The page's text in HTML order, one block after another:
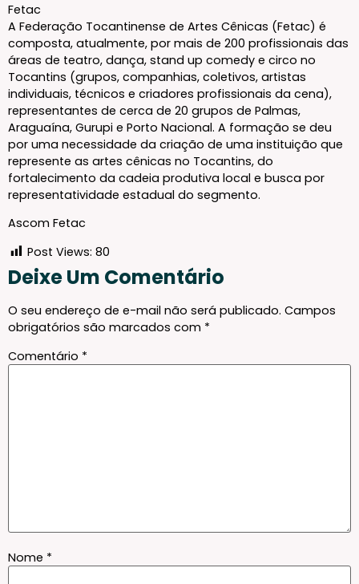
Fetac
A Federação Tocantinense de Artes Cênicas (Fetac) é
composta, atualmente, por mais de 200 profissionais das
áreas de teatro, dança, stand up comedy e circo no
Tocantins (grupos, companhias, coletivos, artistas
individuais, técnicos e criadores profissionais da cena),
representantes de cerca de 20 grupos de Palmas,
Araguaína, Gurupi e Porto Nacional. A formação se deu
por uma necessidade da criação de uma instituição que
represente as artes cênicas no Tocantins, do
fortalecimento da cadeia produtiva local e busca por
representatividade estadual do segmento.
Ascom Fetac
Post Views: 80
Deixe Um Comentário
O seu endereço de e-mail não será publicado. Campos
obrigatórios são marcados com *
Comentário *
Nome *